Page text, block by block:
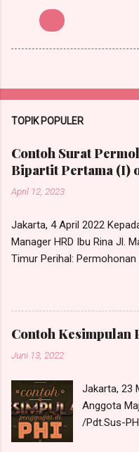
TOPIK POPULER
Contoh Surat
Bipartit Pertama (I)
April 12, 2023
Jakarta, 4 April 2022
Manager HRD Ibu Rina Jl.
Timur Perihal:
Warganegara : Indonesia
Bersama Alamat : Jl.
Kec. Ciracas, Jakarta
permasalahan hubungan
secara bipartit antara saya
untuk melakukan
: 11 April 2022 Pukul :
Rapat PT. Maju Berama Jl.
Timur Adapun yang perlu
Contoh Kesimpulan
Juni 13, 2022
Jakarta, 23
Anggota
/Pdt.Sus-